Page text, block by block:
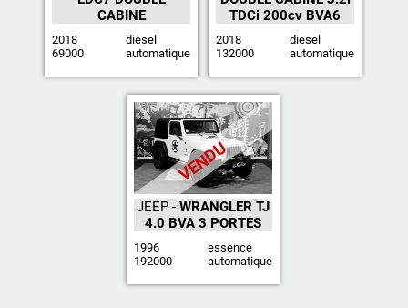
CABINE
2018
69000
diesel
automatique
TDCi 200cv BVA6
2018
132000
diesel
automatique
VENDU
JEEP - WRANGLER TJ
4.0 BVA 3 PORTES
1996
192000
essence
automatique